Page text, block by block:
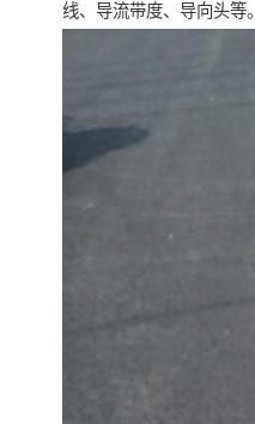
线、导流带度、导向头等。